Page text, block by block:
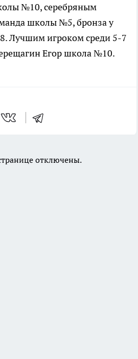
№10, серебряным
школы №5, бронза у
Лучшим игроком среди 5-7
Егор школа №10.
отключены.